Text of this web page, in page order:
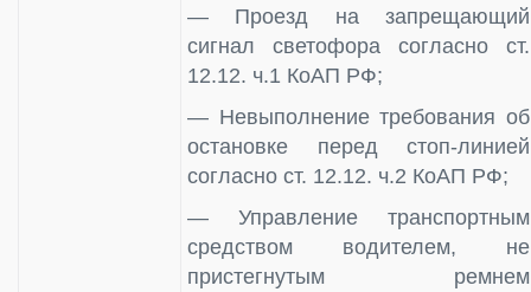
— Проезд на запрещающий
сигнал светофора согласно ст.
12.12. ч.1 КоАП РФ;
— Невыполнение требования об
остановке перед стоп-линией
согласно ст. 12.12. ч.2 КоАП РФ;
— Управление транспортным
средством водителем, не
пристегнутым ремнем